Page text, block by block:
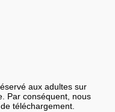
aux adultes sur
Par conséquent, nous
téléchargement.